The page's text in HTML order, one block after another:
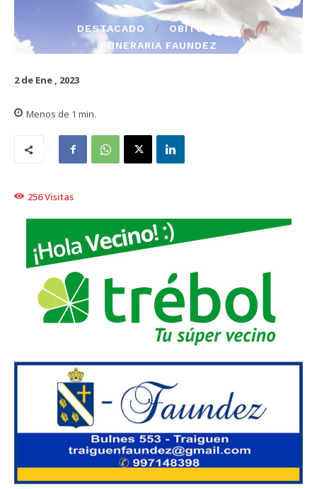
DESTACADO
OBITUARIO
FUNERARIA FAUNDEZ
2 de Ene , 2023
Menos de 1 min.
256Visitas